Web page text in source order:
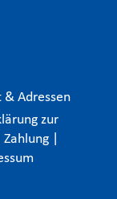
& Adressen
zur
Zahlung